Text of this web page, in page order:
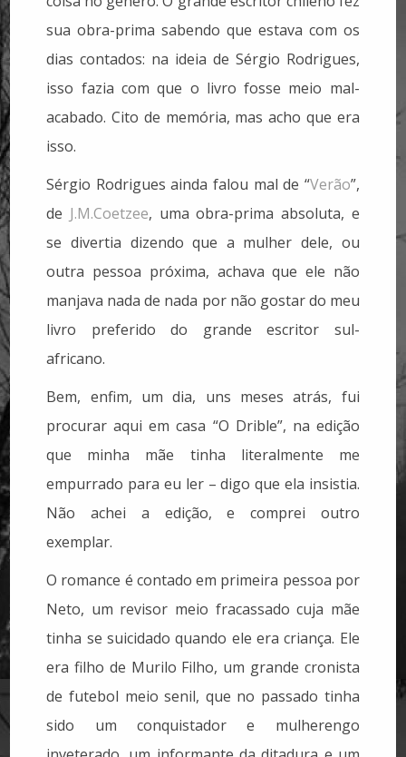
sua obra-prima sabendo que estava com os
dias contados: na ideia de Sérgio Rodrigues,
isso fazia com que o livro fosse meio mal-
acabado. Cito de memória, mas acho que era
isso.
Sérgio Rodrigues ainda falou mal de “Verão”,
de J.M.Coetzee, uma obra-prima absoluta, e
se divertia dizendo que a mulher dele, ou
outra pessoa próxima, achava que ele não
manjava nada de nada por não gostar do meu
livro preferido do grande escritor sul-
africano.
Bem, enfim, um dia, uns meses atrás, fui
procurar aqui em casa “O Drible”, na edição
que minha mãe tinha literalmente me
empurrado para eu ler – digo que ela insistia.
Não achei a edição, e comprei outro
exemplar.
O romance é contado em primeira pessoa por
Neto, um revisor meio fracassado cuja mãe
tinha se suicidado quando ele era criança. Ele
era filho de Murilo Filho, um grande cronista
de futebol meio senil, que no passado tinha
sido um conquistador e mulherengo